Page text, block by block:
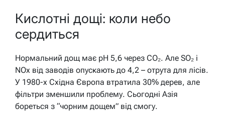
Кислотні дощі: коли небо
сердиться
Нормальний дощ має pH 5,6 через CO₂. Але SO₂ і
NOx від заводів опускають до 4,2 – отрута для лісів.
У 1980-х Східна Європа втратила 30% дерев, але
фільтри зменшили проблему. Сьогодні Азія
бореться з “чорним дощем” від смогу.